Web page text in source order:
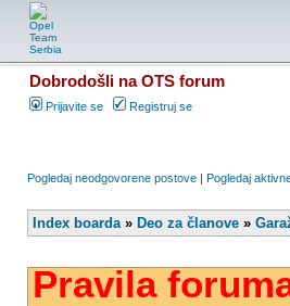
Dobrodošli na OTS forum
Prijavite se Registruj se
Pogledaj neodgovorene postove | Pogledaj
Index boarda» Deo za članove »
Pravila